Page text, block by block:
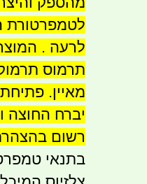
לטמפרטורת
לרעה .
תרמוס
מאיין.
יברח החוצה
רשום